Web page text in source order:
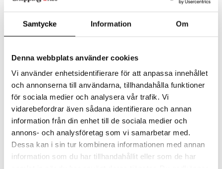
Samtycke Information Om
Denna webbplats använder cookies
Vi använder enhetsidentifierare för att anpassa innehållet
och annonserna till användarna, tillhandahålla funktioner
för sociala medier och analysera vår trafik. Vi
vidarebefordrar även sådana identifierare och annan
information från din enhet till de sociala medier och
annons- och analysföretag som vi samarbetar med.
Dessa kan i sin tur kombinera informationen med annan
information som du har tillhandahållit eller som de har
Got2b Farewell Flyaways
Creme som håller flygigt hår på plats
85 kr
got2b Glued Spiking Glue
SCHWARZKOPF
85 kr